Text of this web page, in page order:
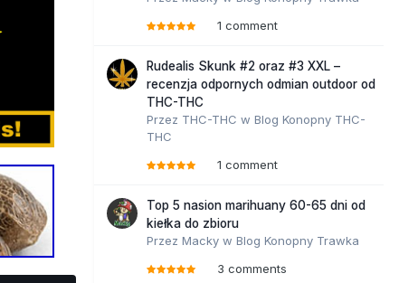
1 comment
Rudealis Skunk #2 oraz #3 XXL –
recenzja odpornych odmian outdoor od
THC-THC
Przez THC-THC w Blog Konopny THC-
THC
1 comment
Top 5 nasion marihuany 60-65 dni od
kiełka do zbioru
Przez Macky w Blog Konopny Trawka
3 comments